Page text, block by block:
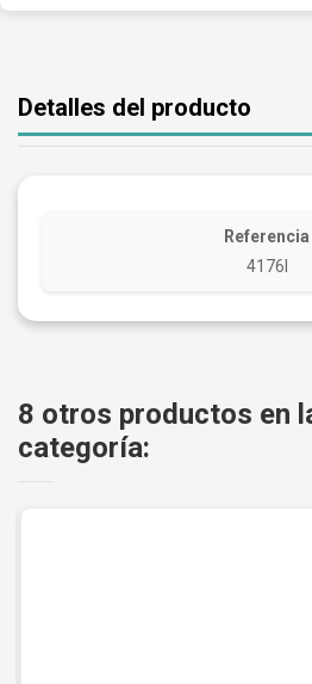
Detalles del producto
Referencia
4176I
8 otros productos en
categoría: